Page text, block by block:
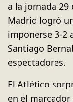
a la jornada 29
Madrid logró
imponerse 3-2
Santiago
espectadores.
El Atlético
en el